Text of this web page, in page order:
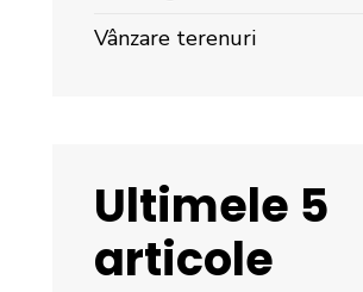
Vânzare terenuri
Ultimele 5
articole